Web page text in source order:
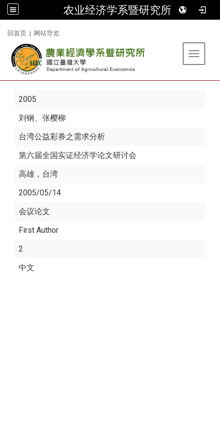
农业经济学系暨研究所
回首页 | 网站导览
Toggle
2005
刘钢、张樱柳
台湾公益彩券之需求分析
第六届全国实证经济学论文研讨会
高雄，台湾
2005/05/14
会议论文
First Author
2
中文